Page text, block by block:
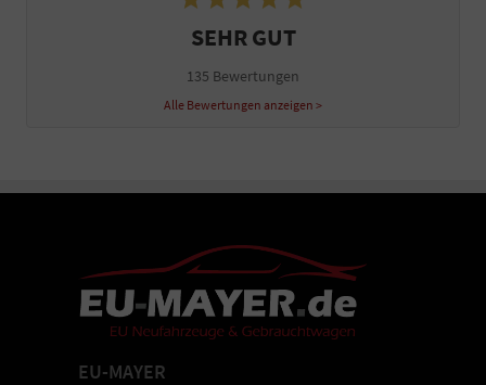
SEHR GUT
135 Bewertungen
Alle Bewertungen anzeigen >
EU-MAYER